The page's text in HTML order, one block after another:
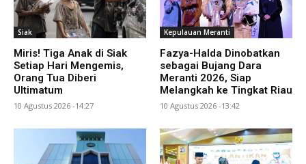
Siak
Miris! Tiga Anak di Siak
Setiap Hari Mengemis,
Orang Tua Diberi
Ultimatum
10 Agustus 2026 -14:27
Kepulauan Meranti
Fazya-Halda Dinobatkan
sebagai Bujang Dara
Meranti 2026, Siap
Melangkah ke Tingkat Riau
10 Agustus 2026 -13:42